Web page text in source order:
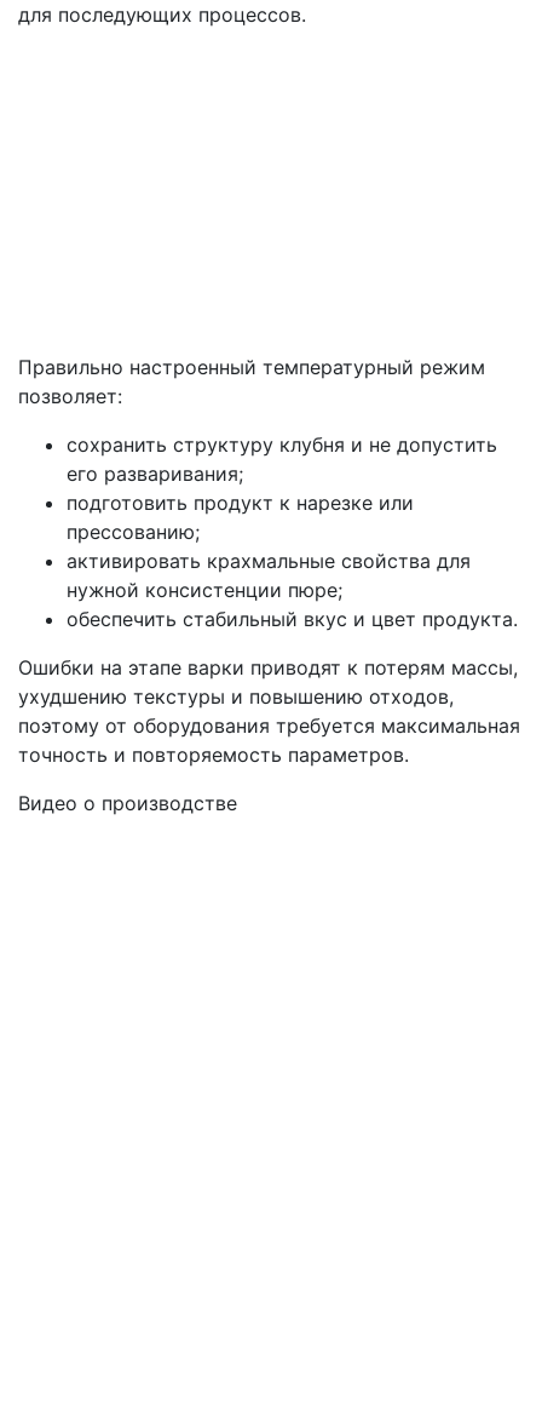
для последующих процессов.
Правильно настроенный температурный режим
позволяет:
сохранить структуру клубня и не допустить
его разваривания;
подготовить продукт к нарезке или
прессованию;
активировать крахмальные свойства для
нужной консистенции пюре;
обеспечить стабильный вкус и цвет продукта.
Ошибки на этапе варки приводят к потерям массы,
ухудшению текстуры и повышению отходов,
поэтому от оборудования требуется максимальная
точность и повторяемость параметров.
Видео о производстве